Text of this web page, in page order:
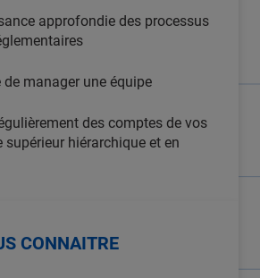
approfondie des processus
manager une équipe
des comptes de vos
supérieur hiérarchique et en
CONNAITRE